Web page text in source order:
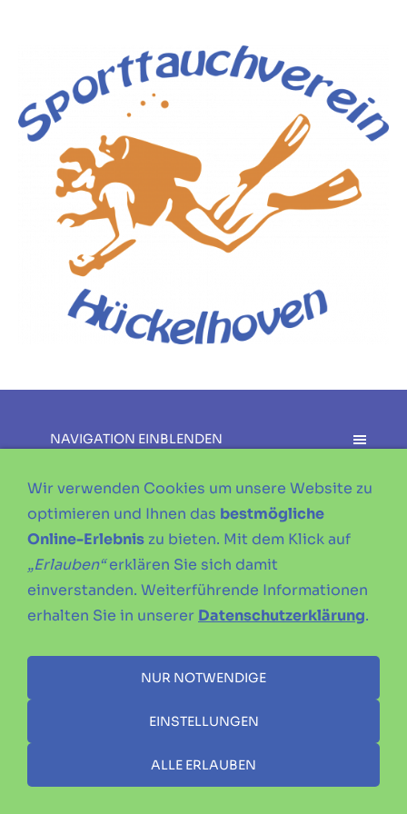
NAVIGATION EINBLENDEN
Wir verwenden Cookies um unsere Website zu
optimieren und Ihnen das bestmögliche
Online-Erlebnis zu bieten. Mit dem Klick auf
„Erlauben“erklären Sie sich damit
einverstanden. Weiterführende Informationen
erhalten Sie in unserer Datenschutzerklärung.
NUR NOTWENDIGE
EINSTELLUNGEN
ALLE ERLAUBEN